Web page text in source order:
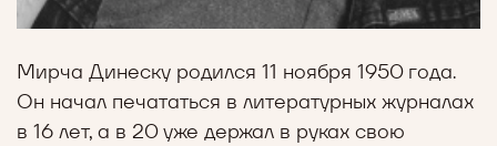
Мирча Динеску родился 11 ноября 1950 года.
Он начал печататься в литературных журналах
в 16 лет, а в 20 уже держал в руках свою